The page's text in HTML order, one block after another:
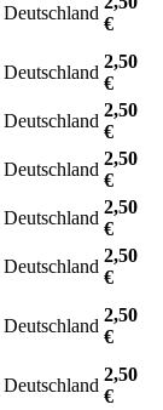
Deutschland
€
Deutschland
2,50
€
Deutschland
2,50
€
Deutschland
2,50
€
Deutschland
2,50
€
Deutschland
2,50
€
Deutschland
2,50
€
Deutschland
2,50
€